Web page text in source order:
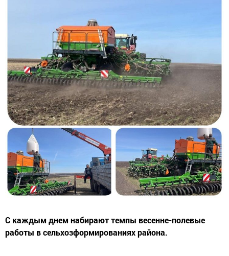
С каждым днем набирают темпы весенне-полевые
работы в сельхозформированиях района.